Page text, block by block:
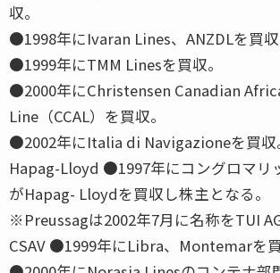
収。
●1998年にIvaran Lines、ANZDLを買収
●1999年にTMM Linesを買収。
●2000年にChristensen Canadian
Line（CCAL）を買収。
●2002年にItalia di Navigazioneを買収
Hapag-Lloyd ●1997年にコングロマリ
がHapag- Lloydを買収し株主となる。
※Preussagは2002年7月に名称をTUI
CSAV ●1999年にLibra、Montemarを買